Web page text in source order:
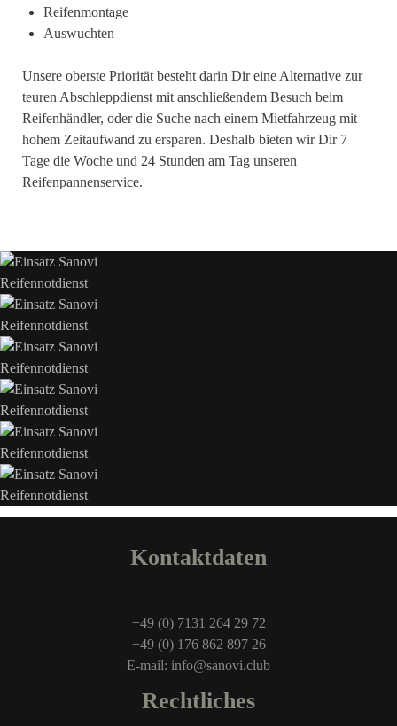
Reifenmontage
Auswuchten
Unsere oberste Priorität besteht darin Dir eine Alternative zur
teuren Abschleppdienst mit anschließendem Besuch beim
Reifenhändler, oder die Suche nach einem Mietfahrzeug mit
hohem Zeitaufwand zu ersparen. Deshalb bieten wir Dir 7
Tage die Woche und 24 Stunden am Tag unseren
Reifenpannenservice.
Kontaktdaten
+49 (0) 7131 264 29 72
+49 (0) 176 862 897 26
E-mail: info@sanovi.club
Rechtliches